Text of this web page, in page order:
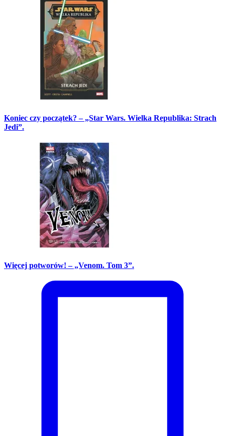
Koniec czy początek? – „Star Wars. Wielka Republika: Strach
Jedi”.
Więcej potworów! – „Venom. Tom 3”.